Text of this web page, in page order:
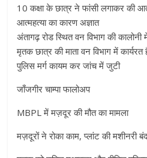
10 कक्षा के छात्र ने फांसी लगाकर की
आत्महत्या का कारण अज्ञात
अंतागढ़ रोड स्थित वन विभाग की कालोनी
मृतक छात्र की माता वन विभाग में कार्यरत
पुलिस मर्ग कायम कर जांच में जुटी
जाँजगीर चाम्पा फालोअप
MBPL में मज़दूर की मौत का मामला
मज़दूरों ने रोका काम, प्लांट की मशीनरी